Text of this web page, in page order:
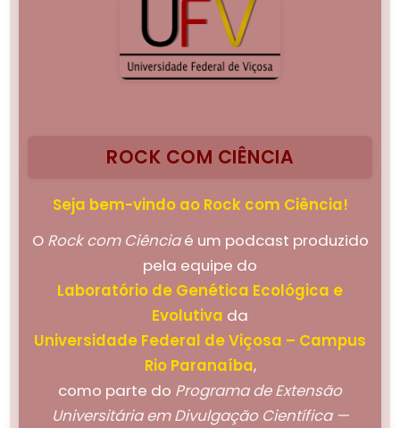
ROCK COM CIÊNCIA
Seja bem-vindo ao Rock com Ciência!
O Rock com Ciênciaé um podcast produzido
pela equipe do
Laboratório de Genética Ecológica e
Evolutiva da
Universidade Federal de Viçosa – Campus
Rio Paranaíba,
como parte do Programa de Extensão
Universitária em Divulgação Científica —